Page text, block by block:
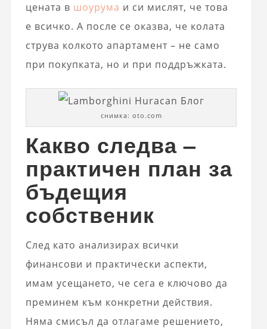
цената в шоурума и си мислят, че това
е всичко. А после се оказва, че колата
струва колкото апартамент – не само
при покупката, но и при поддръжката.
снимка: oto.com
Какво следва –
практичен план за
бъдещия
собственик
След като анализирах всички
финансови и практически аспекти,
имам усещането, че сега е ключово да
преминем към конкретни действия.
Няма смисъл да отлагаме решението,